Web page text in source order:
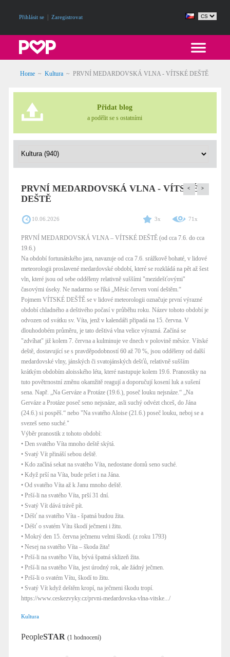
Přihlásit se Zaregistrovat
Home ~ Kultura ~ PRVNÍ MEDARDOVSKÁ VLNA - VÍTSKÉ DEŠTĚ
Přidat blog
a podělit se s ostatními
PRVNÍ MEDARDOVSKÁ VLNA - VÍTSKÉ
DEŠTĚ
< >
10.06.2026 3x 71x
PRVNÍ MEDARDOVSKÁ VLNA – VÍTSKÉ DEŠTĚ (od cca 7.6. do cca
19.6.)
Na období fortunátského jara, navazuje od cca 7.6. srážkově bohaté, v lidové
meteorologii proslavené medardovské období, které se rozkládá na pět až šest
vln, které jsou od sebe odděleny relativně suššími "mezidešťovými"
časovými úseky. Ne nadarmo se říká „Měsíc červen voní deštěm.“
Pojmem VÍTSKÉ DEŠŤĚ se v lidové meteorologii označuje první výrazné
období chladného a deštivého počasí v průběhu roku. Název tohoto období je
odvozen od svátku sv. Víta, jenž v kalendáři připadá na 15. června. V
dlouhodobém průměru, je tato deštivá vlna velice výrazná. Začíná se
"zdvíhat" již kolem 7. června a kulminuje ve dnech v polovině měsíce. Vítské
deště, dostavující se s pravděpodobností 60 až 70 %, jsou odděleny od další
medardovské vlny, jánských či svatojánských dešťů, relativně sušším
krátkým obdobím aloisského léta, které nastupuje kolem 19.6. Pranostiky na
tuto povětrnostní změnu okamžitě reagují a doporučují kosení luk a sušení
sena. Např. „Na Gerváze a Protáze (19.6.), poseč louku nejsnáze.“ „Na
Gerváze a Protáze poseč seno nejsnáze, asli suchý odvézt chceš, do Jána
(24.6.) si pospěš.“ nebo "Na svatého Aloise (21.6.) poseč louku, neboj se a
svezeš seno suché."
Výběr pranostik z tohoto období:
• Den svatého Víta mnoho deště skýtá.
• Svatý Vít přináší sebou deště.
• Kdo začíná sekat na svatého Víta, nedostane domů seno suché.
• Když prší na Víta, bude pršet i na Jána.
• Od svatého Víta až k Janu mnoho deště.
• Prší-li na svatého Víta, prší 31 dní.
• Svatý Vít dává trávě pít.
• Déšť na svatého Víta - špatná budou žita.
• Déšť o svatém Vítu škodí ječmeni i žitu.
• Mokrý den 15. června ječmenu velmi škodí. (z roku 1793)
• Nesej na svatého Víta – škoda žita!
• Prší-li na svatého Víta, bývá špatná sklizeň žita.
• Prší-li na svatého Víta, jest úrodný rok, ale žádný ječmen.
• Prší-li o svatém Vítu, škodí to žitu.
• Svatý Vít když deštěm kropí, na ječmeni škodu tropí.
https://www.ceskezvyky.cz/prvni-medardovska-vlna-vitske.../
Kultura
PeopleSTAR (1 hodnocení)